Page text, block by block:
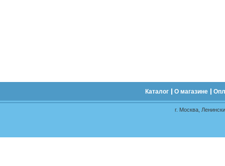
Каталог О магазине
г. Москва,